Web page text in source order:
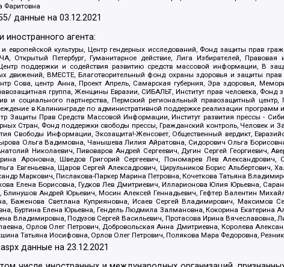
Фаритовна
данные на03.12.2021
агента:
культуры, Центр гендерных исследований, Фонд защиты прав
Петербург, Гуманитарное действие, Лига Избирателей, Правовая
поддержки и содействия развитию средств массовой информации, В
движений, ВМЕСТЕ, Благотворительный фонд охраны здоровья и защиты
Сова, центр Анна, Проект Апрель, Самарская губерния, Эра здоровья,
группа, Женщины Евразии, СИБАЛЬТ, Институт прав человека, Фонд
и социального партнерства, Пермский региональный правозащитный
в Калининграде по административной поддержке реализации программ и
Защиты Прав Средств Массовой Информации, Институт развития прессы -
Стран, Фонд поддержки свободы прессы, Гражданский контроль, Человек
Свободы Информации, Экозащита!-Женсовет, Общественный вердикт,
Ольга Вадимовна, Чанышева Лилия Айратовна, Сидорович Ольга
Николаевич, Пивоваров Андрей Сергеевич, Дугин Сергей Георгиевич,
Ароновна, Шведов Григорий Сергеевич, Пономарев Лев
Евгеньевна, Щаров Сергей Алексадрович, Цирульников Борис
Маркович, Пислакова-Паркер Марина Петровна, Кочеткова Татьяна
Елена Борисовна, Гудков Лев Дмитриевич, Илларионова Юлия Юрьевна,
Андрей Юрьевич, Мосин Алексей Геннадьевич, Гефтер Валентин
Баженова Светлана Куприяновна, Исаев Сергей Владимирович, Максимов
Буртина Елена Юрьевна, Гендель Людмила Залмановна, Кокорина Екатерина
Владимировна, Подузов Сергей Васильевич, Протасова Ирина Вячеславовна,
Орлов Олег Петрович, Добровольская Анна Дмитриевна, Королева
Татьяна Иосифовна, Орлов Олег Петрович, Полякова Мара Федоровна,
данные на23.12.2021